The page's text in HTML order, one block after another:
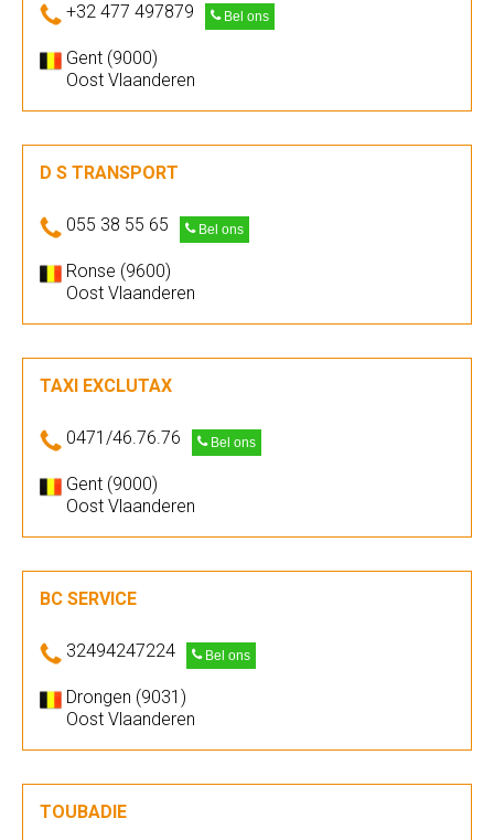
+32 477 497879 Bel ons
Gent (9000)
Oost Vlaanderen
D S TRANSPORT
055 38 55 65 Bel ons
Ronse (9600)
Oost Vlaanderen
TAXI EXCLUTAX
0471/46.76.76 Bel ons
Gent (9000)
Oost Vlaanderen
BC SERVICE
32494247224 Bel ons
Drongen (9031)
Oost Vlaanderen
TOUBADIE